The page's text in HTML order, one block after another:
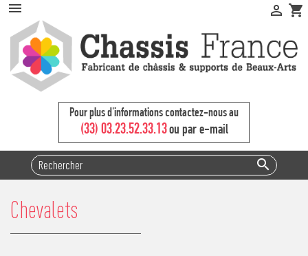
 shopping_cart

Pour plus d'informations contactez-nous au
(33) 03.23.52.33.13ou par e-mail

Chevalets